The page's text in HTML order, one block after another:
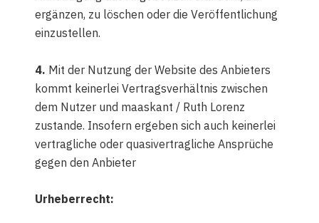
ergänzen, zu löschen oder die Veröffentlichung
einzustellen.
4. Mit der Nutzung der Website des Anbieters
kommt keinerlei Vertragsverhältnis zwischen
dem Nutzer und maaskant / Ruth Lorenz
zustande. Insofern ergeben sich auch keinerlei
vertragliche oder quasivertragliche Ansprüche
gegen den Anbieter
Urheberrecht: